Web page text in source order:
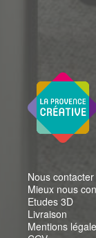
Nous contacter
Mieux nous
Etudes 3D
Livraison
Mentions